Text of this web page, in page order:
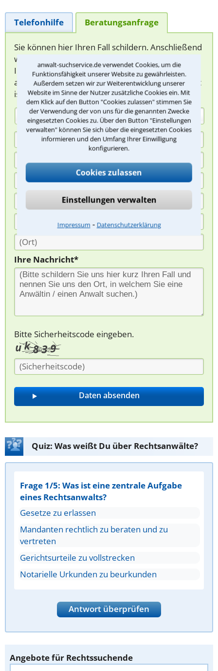
anwalt-suchservice.de verwendet Cookies, um die
Funktionsfähigkeit unserer Website zu gewährleisten.
Außerdem setzen wir zur Weiterentwicklung unserer
Website im Sinne der Nutzer zusätzliche Cookies ein. Mit
dem Klick auf den Button "Cookies zulassen" stimmen Sie
der Verwendung der von uns für die genannten Zwecke
eingesetzten Cookies zu. Über den Button "Einstellungen
verwalten" können Sie sich über die eingesetzten Cookies
informieren und den Umfang Ihrer Einwilligung
konfigurieren.
Cookies zulassen
Einstellungen verwalten
Impressum ⁃ Datenschutzerklärung
Telefonhilfe Beratungsanfrage
Sie können hier Ihren Fall schildern. Anschließend
werden sich spezialisierte Rechtsanwälte bei
Ihnen melden, um das weitere Vorgehen
abzuklären. Die Rückmeldung durch einen Anwalt
ist für Sie kostenlos.
(Anrede)
Ihre Nachricht*
Bitte Sicherheitscode eingeben.
Quiz: Was weißt Du über Rechtsanwälte?
Frage 1/5: Was ist eine zentrale Aufgabe
eines Rechtsanwalts?
Gesetze zu erlassen
Mandanten rechtlich zu beraten und zu
vertreten
Gerichtsurteile zu vollstrecken
Notarielle Urkunden zu beurkunden
Antwort überprüfen
Angebote für Rechtssuchende